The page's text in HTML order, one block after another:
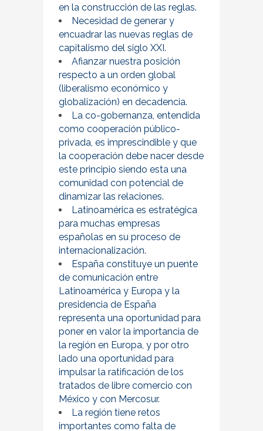
en la construcción de las reglas.
Necesidad de generar y
encuadrar las nuevas reglas de
capitalismo del siglo XXI.
Afianzar nuestra posición
respecto a un orden global
(liberalismo económico y
globalización) en decadencia.
La co-gobernanza, entendida
como cooperación público-
privada, es imprescindible y que
la cooperación debe nacer desde
este principio siendo esta una
comunidad con potencial de
dinamizar las relaciones.
Latinoamérica es estratégica
para muchas empresas
españolas en su proceso de
internacionalización.
España constituye un puente
de comunicación entre
Latinoamérica y Europa y la
presidencia de España
representa una oportunidad para
poner en valor la importancia de
la región en Europa, y por otro
lado una oportunidad para
impulsar la ratificación de los
tratados de libre comercio con
México y con Mercosur.
La región tiene retos
importantes como falta de